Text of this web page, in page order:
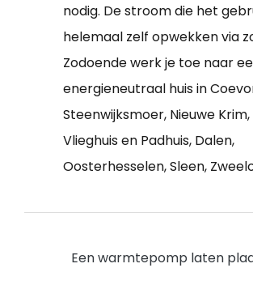
nodig. De stroom die het
helemaal zelf opwekken via
Zodoende werk je toe naar
energieneutraal huis in
Steenwijksmoer, Nieuwe
Vlieghuis en Padhuis, Dalen,
Oosterhesselen, Sleen,
Een warmtepomp laten